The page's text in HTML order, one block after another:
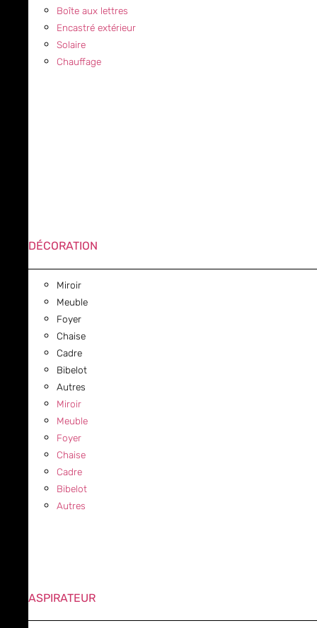
Boîte aux lettres
Encastré extérieur
Solaire
Chauffage
DÉCORATION
Miroir
Meuble
Foyer
Chaise
Cadre
Bibelot
Autres
Miroir
Meuble
Foyer
Chaise
Cadre
Bibelot
Autres
ASPIRATEUR